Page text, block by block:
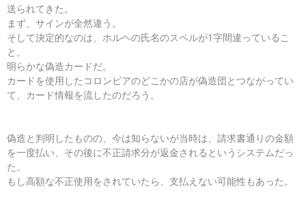
送られてきた。
まず、サインが全然違う。
そして決定的なのは、ホルヘの氏名のスペルが1字間違っているこ
と。
明らかな偽造カードだ。
カードを使用したコロンビアのどこかの店が偽造団とつながってい
て、カード情報を流したのだろう。
偽造と判明したものの、今は知らないが当時は、請求書通りの金額
を一度払い、その後に不正請求分が返金されるというシステムだっ
た。
もし高額な不正使用をされていたら、支払えない可能性もあった。